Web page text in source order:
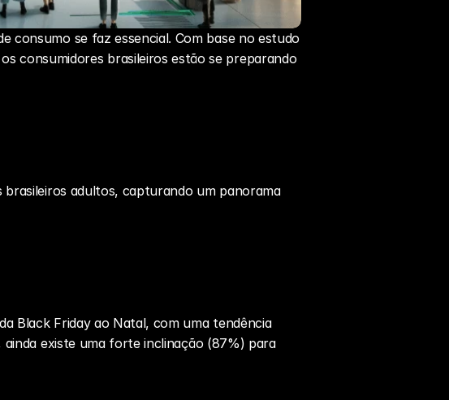
consumo se faz essencial. Com base no estudo
consumidores brasileiros estão se preparando
brasileiros adultos, capturando um panorama
Black Friday ao Natal, com uma tendência
existe uma forte inclinação (87%) para